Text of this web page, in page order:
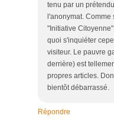
tenu par un
l'anonymat.
"Initiative
quoi s'inquiéter
visiteur. Le pauvre
derrière) est
propres articles.
bientôt débarrassé.
Répondre